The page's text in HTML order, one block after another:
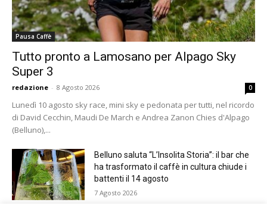
Pausa Caffè
Tutto pronto a Lamosano per Alpago Sky
Super 3
redazione - 8 Agosto 2026 0
Lunedì 10 agosto sky race, mini sky e pedonata per tutti, nel ricordo
di David Cecchin, Maudi De March e Andrea Zanon Chies d'Alpago
(Belluno),...
Belluno saluta “L’Insolita Storia”: il bar che
ha trasformato il caffè in cultura chiude i
battenti il 14 agosto
7 Agosto 2026